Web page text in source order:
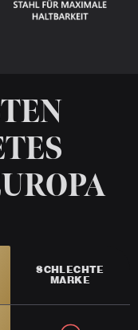
SCHLECHTE
MARKE